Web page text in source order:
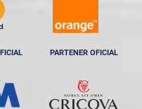
PARTENER OFICIAL